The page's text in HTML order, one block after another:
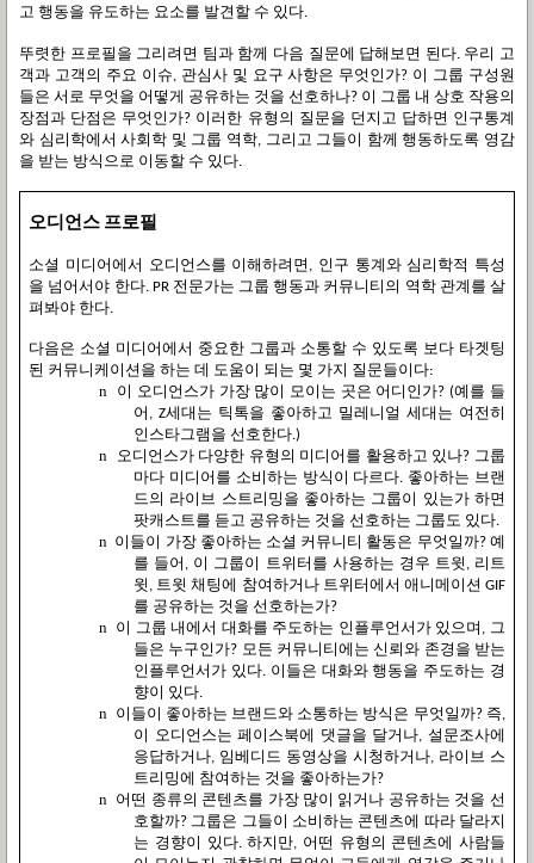
고 행동을 유도하는 요소를 발견할 수 있다.
뚜렷한 프로필을 그리려면 팀과 함께 다음 질문에 답해보면 된다. 우리 고
객과 고객의 주요 이슈, 관심사 및 요구 사항은 무엇인가? 이 그룹 구성원
들은 서로 무엇을 어떻게 공유하는 것을 선호하나? 이 그룹 내 상호 작용의
장점과 단점은 무엇인가? 이러한 유형의 질문을 던지고 답하면 인구통계
와 심리학에서 사회학 및 그룹 역학, 그리고 그들이 함께 행동하도록 영감
을 받는 방식으로 이동할 수 있다.
오디언스 프로필
소셜 미디어에서 오디언스를 이해하려면 , 인구 통계와 심리학적 특성
을 넘어서야 한다. PR 전문가는 그룹 행동과 커뮤니티의 역학 관계를 살
펴봐야 한다.
다음은 소셜 미디어에서 중요한 그룹과 소통할 수 있도록 보다 타겟팅
된 커뮤니케이션을 하는 데 도움이 되는 몇 가지 질문들이다:
n 이 오디언스가 가장 많이 모이는 곳은 어디인가? (예를 들
어 , Z세대는 틱톡을 좋아하고 밀레니얼 세대는 여전히
인스타그램을 선호한다.)
n 오디언스가 다양한 유형의 미디어를 활용하고 있나? 그룹
마다 미디어를 소비하는 방식이 다르다. 좋아하는 브랜
드의 라이브 스트리밍을 좋아하는 그룹이 있는가 하면
팟캐스트를 듣고 공유하는 것을 선호하는 그룹도 있다.
n 이들이 가장 좋아하는 소셜 커뮤니티 활동은 무엇일까? 예
를 들어 , 이 그룹이 트위터를 사용하는 경우 트윗 , 리트
윗 , 트윗 채팅에 참여하거나 트위터에서 애니메이션 GIF
를 공유하는 것을 선호하는가?
n 이 그룹 내에서 대화를 주도하는 인플루언서가 있으며 , 그
들은 누구인가? 모든 커뮤니티에는 신뢰와 존경을 받는
인플루언서가 있다. 이들은 대화와 행동을 주도하는 경
향이 있다.
n 이들이 좋아하는 브랜드와 소통하는 방식은 무엇일까? 즉,
이 오디언스는 페이스북에 댓글을 달거나, 설문조사에
응답하거나, 임베디드 동영상을 시청하거나, 라이브 스
트리밍에 참여하는 것을 좋아하는가?
n 어떤 종류의 콘텐츠를 가장 많이 읽거나 공유하는 것을 선
호할까? 그룹은 그들이 소비하는 콘텐츠에 따라 달라지
는 경향이 있다.하지만, 어떤 유형의 콘텐츠에 사람들